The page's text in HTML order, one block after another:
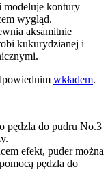
modeluje kontury
wygląd.
aksamitnie
kukurydzianej i
wkładem.
pędzla do pudru No.3
efekt, puder można
pędzla do